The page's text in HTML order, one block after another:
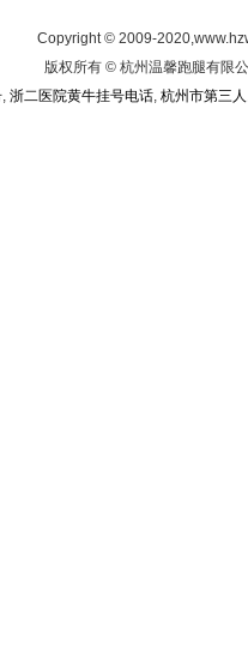
Copyright © 2009-
版权所有 © 杭州温馨跑腿有限
, 浙二医院黄牛挂号电话, 杭州市第三